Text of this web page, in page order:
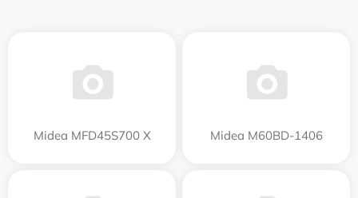
Midea MFD45S700 X Midea M60BD-1406